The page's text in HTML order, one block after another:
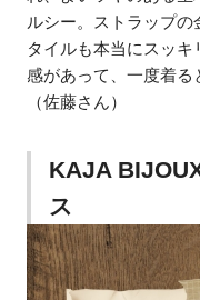
ルシー。ストラップ
タイルも本当にスッ
感があって、一度着る
（佐藤さん）
KAJA
ス